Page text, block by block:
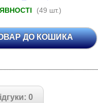
(49 шт.)
ДО КОШИКА
0